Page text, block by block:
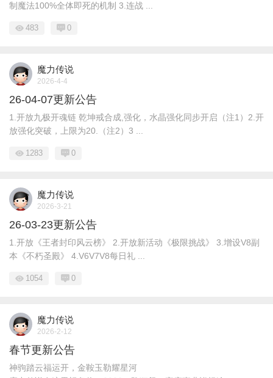
制魔法100%全体即死的机制 3.连战 ...
483 0
魔力传说
2026-4-4
26-04-07更新公告
1.开放九极开魂链 乾坤戒合成,强化，水晶强化同步开启（注1）2.开
放强化突破，上限为20.（注2）3 ...
1283 0
魔力传说
2026-3-21
26-03-23更新公告
1.开放《王者封印风云榜》 2.开放新活动《极限挑战》 3.增设V8副
本《不朽圣殿》 4.V6V7V8每日礼 ...
1054 0
魔力传说
2026-2-12
春节更新公告
神驹踏云福运开，金鞍玉勒耀星河